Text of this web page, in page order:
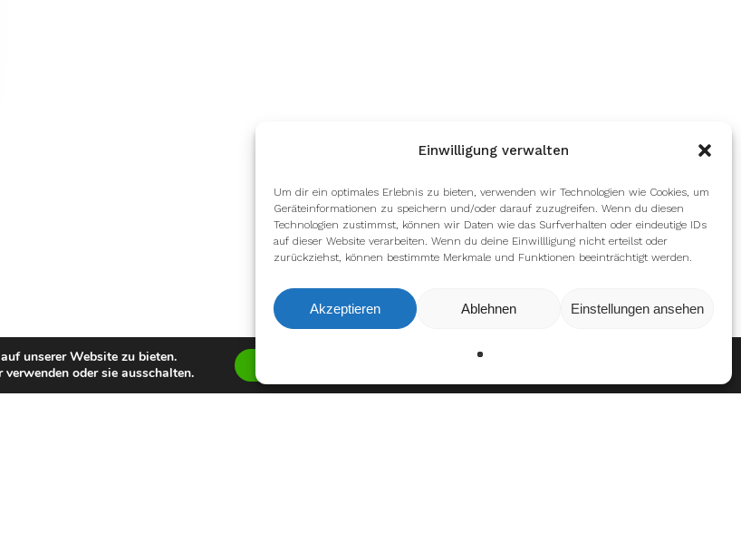
Einwilligung verwalten
Um dir ein optimales Erlebnis zu bieten, verwenden wir Technologien wie Cookies, um
Geräteinformationen zu speichern und/oder darauf zuzugreifen. Wenn du diesen
Technologien zustimmst, können wir Daten wie das Surfverhalten oder eindeutige IDs
auf dieser Website verarbeiten. Wenn du deine Einwillligung nicht erteilst oder
zurückziehst, können bestimmte Merkmale und Funktionen beeinträchtigt werden.
Akzeptieren Ablehnen Einstellungen ansehen
unserer Website zu bieten.
oder sie ausschalten.